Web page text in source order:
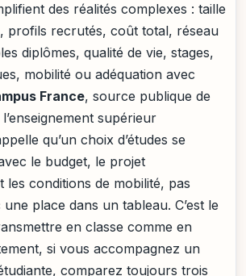
des réalités complexes : taille
profils recrutés, coût total, réseau
diplômes, qualité de vie, stages,
mobilité ou adéquation avec
France, source publique de
supérieur
qu’un choix d’études se
le budget, le projet
les conditions de mobilité, pas
place dans un tableau. C’est le
en classe comme en
si vous accompagnez un
comparez toujours trois